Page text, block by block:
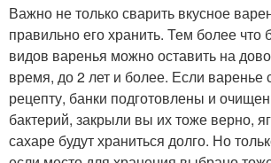
Важно не только сварить вкусное
правильно его хранить. Тем более что
видов варенья можно оставить на
время, до 2 лет и более. Если варенье
рецепту, банки подготовлены и
бактерий, закрыли вы их тоже верно,
сахаре будут храниться долго. Но